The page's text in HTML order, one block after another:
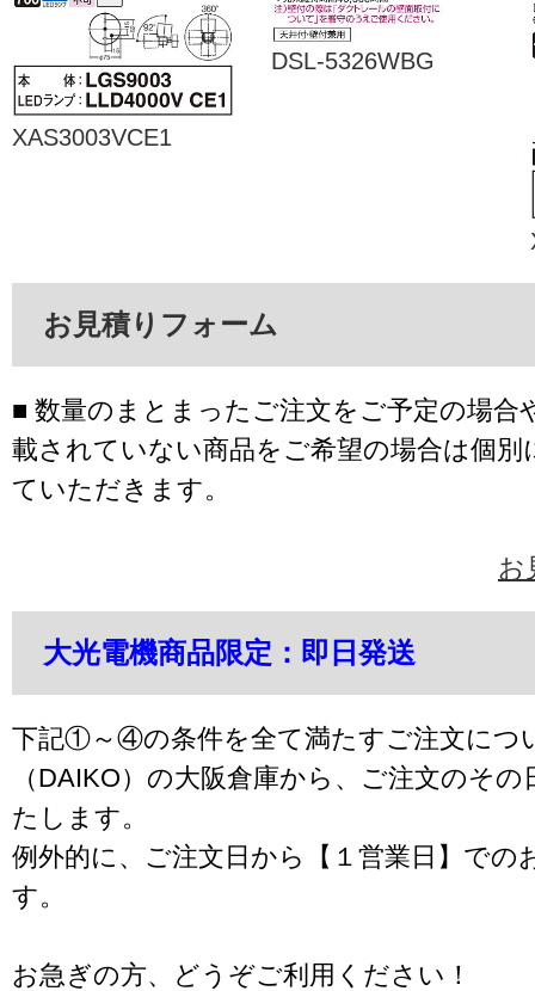
XAS3003VCE1
DSL-5326WBG
お見積りフォーム
■ 数量のまとまったご注文をご予定の場合
載されていない商品をご希望の場合は個別
ていただきます。
お
大光電機商品限定：即日発送
下記①～④の条件を全て満たすご注文につ
（DAIKO）の大阪倉庫から、ご注文のそ
たします。
例外的に、ご注文日から【１営業日】での
す。
お急ぎの方、どうぞご利用ください！